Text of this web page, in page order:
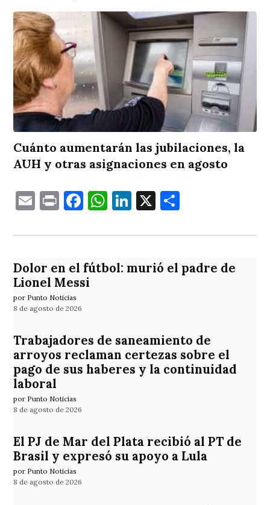
Cuánto aumentarán las jubilaciones, la
AUH y otras asignaciones en agosto
EmailPrintFacebook
WhatsApp
LinkedIn
X
Dolor en el fútbol: murió el padre de
Lionel Messi
por Punto Noticias
8 de agosto de 2026
Trabajadores de saneamiento de
arroyos reclaman certezas sobre el
pago de sus haberes y la continuidad
laboral
por Punto Noticias
8 de agosto de 2026
El PJ de Mar del Plata recibió al PT de
Brasil y expresó su apoyo a Lula
por Punto Noticias
8 de agosto de 2026